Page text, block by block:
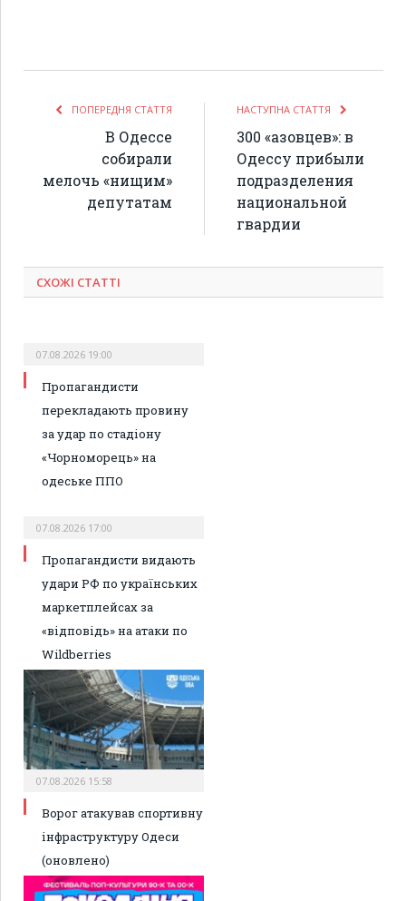
ПОПЕРЕДНЯ СТАТТЯ
В Одессе
собирали
мелочь «нищим»
депутатам
НАСТУПНА СТАТТЯ
300 «азовцев»: в
Одессу прибыли
подразделения
национальной
гвардии
СХОЖІ СТАТТІ
07.08.2026 19:00
Пропагандисти
перекладають провину
за удар по стадіону
«Чорноморець» на
одеське ППО
07.08.2026 17:00
Пропагандисти видають
удари РФ по українських
маркетплейсах за
«відповідь» на атаки по
Wildberries
07.08.2026 15:58
Ворог атакував спортивну
інфраструктуру Одеси
(оновлено)